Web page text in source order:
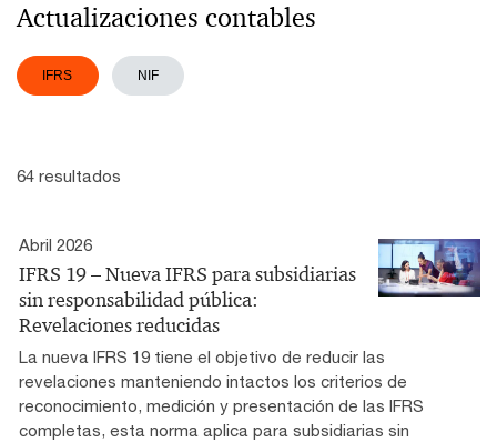
Actualizaciones contables
IFRS NIF
64 resultados
Abril 2026
IFRS 19 – Nueva IFRS para subsidiarias
sin responsabilidad pública:
Revelaciones reducidas
La nueva IFRS 19 tiene el objetivo de reducir las
revelaciones manteniendo intactos los criterios de
reconocimiento, medición y presentación de las IFRS
completas, esta norma aplica para subsidiarias sin